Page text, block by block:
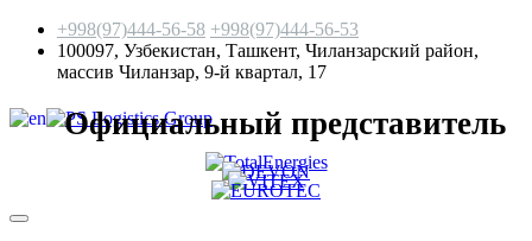
+998(97)444-56-58 +998(97)444-56-53
100097, Узбекистан, Ташкент, Чиланзарский район,
массив Чиланзар, 9-й квартал, 17
Официальный представитель